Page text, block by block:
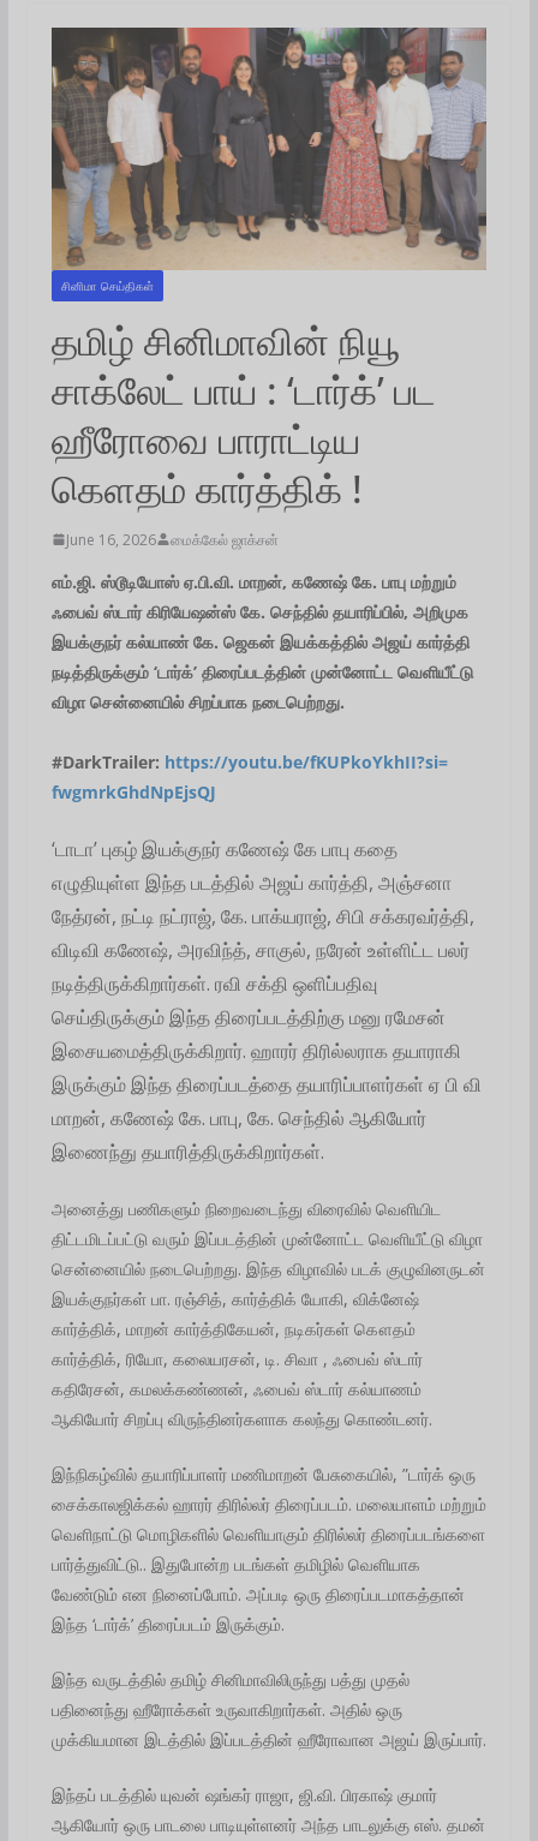
சினிமா செய்திகள்
தமிழ் சினிமாவின் நியூ
சாக்லேட் பாய் : ‘டார்க்’ பட
ஹீரோவை பாராட்டிய
கெளதம் கார்த்திக் !
June 16, 2026 மைக்கேல் ஜாக்சன்
எம்.ஜி. ஸ்டூடியோஸ் ஏ.பி.வி. மாறன், கணேஷ் கே. பாபு மற்றும்
ஃபைவ் ஸ்டார் கிரியேஷன்ஸ் கே. செந்தில் தயாரிப்பில், அறிமுக
இயக்குநர் கல்யாண் கே. ஜெகன் இயக்கத்தில் அஜய் கார்த்தி
நடித்திருக்கும் ‘டார்க்’ திரைப்படத்தின் முன்னோட்ட வெளியீட்டு
விழா சென்னையில் சிறப்பாக நடைபெற்றது.
#DarkTrailer: https://youtu.be/fKUPkoYkhII?si=
fwgmrkGhdNpEjsQJ
‘டாடா’ புகழ் இயக்குநர் கணேஷ் கே பாபு கதை
எழுதியுள்ள இந்த படத்தில் அஜய் கார்த்தி, அஞ்சனா
நேத்ரன், நட்டி நட்ராஜ், கே. பாக்யராஜ், சிபி சக்கரவர்த்தி,
விடிவி கணேஷ், அரவிந்த், சாகுல், நரேன் உள்ளிட்ட பலர்
நடித்திருக்கிறார்கள். ரவி சக்தி ஒளிப்பதிவு
செய்திருக்கும் இந்த திரைப்படத்திற்கு மனு ரமேசன்
இசையமைத்திருக்கிறார். ஹாரர் திரில்லராக தயாராகி
இருக்கும் இந்த திரைப்படத்தை தயாரிப்பாளர்கள் ஏ பி வி
மாறன், கணேஷ் கே. பாபு, கே. செந்தில் ஆகியோர்
இணைந்து தயாரித்திருக்கிறார்கள்.
அனைத்து பணிகளும் நிறைவடைந்து விரைவில் வெளியிட
திட்டமிடப்பட்டு வரும் இப்படத்தின் முன்னோட்ட வெளியீட்டு விழா
சென்னையில் நடைபெற்றது. இந்த விழாவில் படக் குழுவினருடன்
இயக்குநர்கள் பா. ரஞ்சித், கார்த்திக் யோகி, விக்னேஷ்
கார்த்திக், மாறன் கார்த்திகேயன், நடிகர்கள் கௌதம்
கார்த்திக், ரியோ, கலையரசன், டி. சிவா , ஃபைவ் ஸ்டார்
கதிரேசன், கமலக்கண்ணன், ஃபைவ் ஸ்டார் கல்யாணம்
ஆகியோர் சிறப்பு விருந்தினர்களாக கலந்து கொண்டனர்.
இந்நிகழ்வில் தயாரிப்பாளர் மணிமாறன் பேசுகையில், ”டார்க் ஒரு
சைக்காலஜிக்கல் ஹாரர் திரில்லர் திரைப்படம். மலையாளம் மற்றும்
வெளிநாட்டு மொழிகளில் வெளியாகும் திரில்லர் திரைப்படங்களை
பார்த்துவிட்டு.. இதுபோன்ற படங்கள் தமிழில் வெளியாக
வேண்டும் என நினைப்போம். அப்படி ஒரு திரைப்படமாகத்தான்
இந்த ‘டார்க்’ திரைப்படம் இருக்கும்.
இந்த வருடத்தில் தமிழ் சினிமாவிலிருந்து பத்து முதல்
பதினைந்து ஹீரோக்கள் உருவாகிறார்கள். அதில் ஒரு
முக்கியமான இடத்தில் இப்படத்தின் ஹீரோவான அஜய் இருப்பார்.‌
இந்தப் படத்தில் யுவன் ஷங்கர் ராஜா, ஜி.வி. பிரகாஷ் குமார்
ஆகியோர் ஒரு பாடலை பாடியுள்ளனர் அந்த பாடலுக்கு எஸ். தமன்